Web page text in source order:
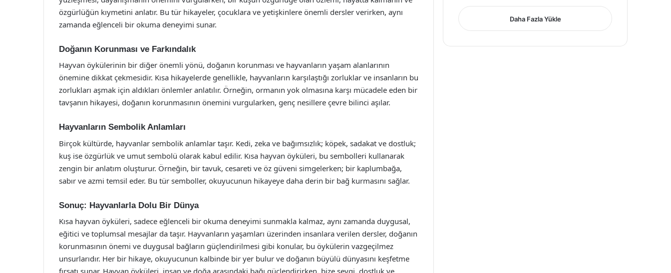
özgürlüğün kıymetini anlatır. Bu tür hikayeler, çocuklara ve yetişkinlere önemli dersler verirken, aynı
zamanda eğlenceli bir okuma deneyimi sunar.
Doğanın Korunması ve Farkındalık
Hayvan öykülerinin bir diğer önemli yönü, doğanın korunması ve hayvanların yaşam alanlarının
önemine dikkat çekmesidir. Kısa hikayelerde genellikle, hayvanların karşılaştığı zorluklar ve insanların bu
zorlukları aşmak için aldıkları önlemler anlatılır. Örneğin, ormanın yok olmasına karşı mücadele eden bir
tavşanın hikayesi, doğanın korunmasının önemini vurgularken, genç nesillere çevre bilinci aşılar.
Hayvanların Sembolik Anlamları
Birçok kültürde, hayvanlar sembolik anlamlar taşır. Kedi, zeka ve bağımsızlık; köpek, sadakat ve dostluk;
kuş ise özgürlük ve umut sembolü olarak kabul edilir. Kısa hayvan öyküleri, bu sembolleri kullanarak
zengin bir anlatım oluşturur. Örneğin, bir tavuk, cesareti ve öz güveni simgelerken; bir kaplumbağa,
sabır ve azmi temsil eder. Bu tür semboller, okuyucunun hikayeye daha derin bir bağ kurmasını sağlar.
Sonuç: Hayvanlarla Dolu Bir Dünya
Kısa hayvan öyküleri, sadece eğlenceli bir okuma deneyimi sunmakla kalmaz, aynı zamanda duygusal,
eğitici ve toplumsal mesajlar da taşır. Hayvanların yaşamları üzerinden insanlara verilen dersler, doğanın
korunmasının önemi ve duygusal bağların güçlendirilmesi gibi konular, bu öykülerin vazgeçilmez
unsurlarıdır. Her bir hikaye, okuyucunun kalbinde bir yer bulur ve doğanın büyülü dünyasını keşfetme
fırsatı sunar. Hayvan öyküleri, insan ve doğa arasındaki bağı güçlendirirken, bize sevgi, dostluk ve
Daha Fazla Yükle